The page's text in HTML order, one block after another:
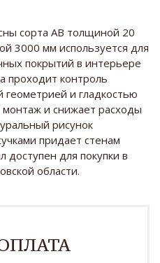
сорта АВ толщиной 20
3000 мм используется для
покрытий в интерьере
проходит контроль
геометрией и гладкостью
монтаж и снижает расходы
рисунок
придает стенам
доступен для покупки в
области.